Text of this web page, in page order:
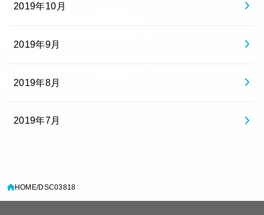
2019年10月
2019年9月
2019年8月
2019年7月
HOME DSC03818